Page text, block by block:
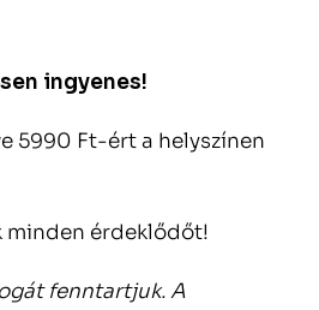
ingyenes!
5990 Ft-ért a helyszínen
minden érdeklődőt!
fenntartjuk. A